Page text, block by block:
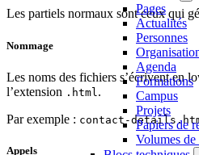
Pages
Actualités
Personnes
Agenda
Formations
Campus
Projets
Papiers de
Volumes de
Les partiels normaux sont ceux qui
Nommage
Les noms des fichiers s’écrivent en
l’extension .html .
Par exemple : contact-
Appels